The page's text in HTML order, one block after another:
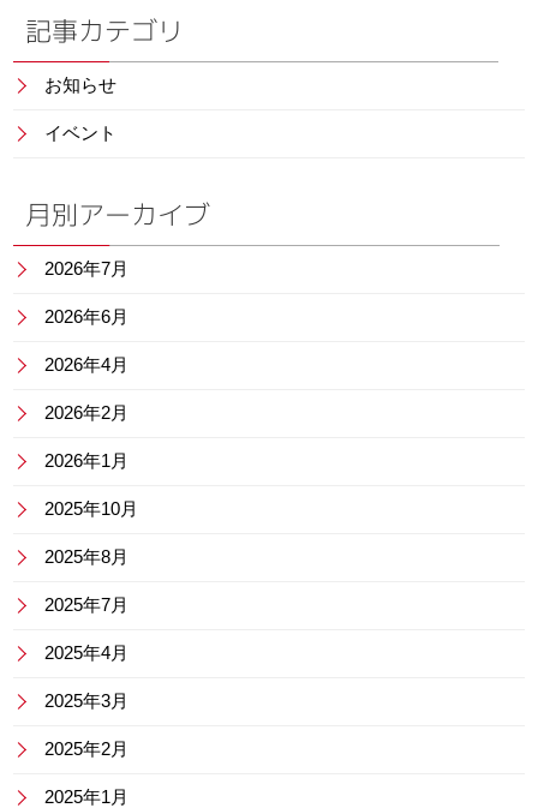
記事カテゴリ
お知らせ
イベント
月別アーカイブ
2026年7月
2026年6月
2026年4月
2026年2月
2026年1月
2025年10月
2025年8月
2025年7月
2025年4月
2025年3月
2025年2月
2025年1月